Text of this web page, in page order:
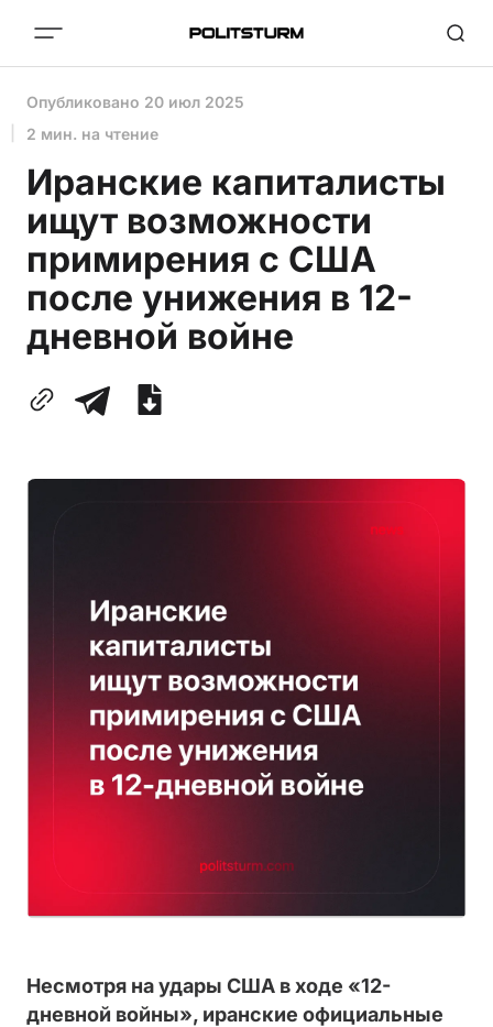
Опубликовано 20 июл 2025
2 мин. на чтение
Иранские капиталисты
ищут возможности
примирения с США
после унижения в 12-
дневной войне
Несмотря на удары США в ходе «12-
дневной войны», иранские официальные